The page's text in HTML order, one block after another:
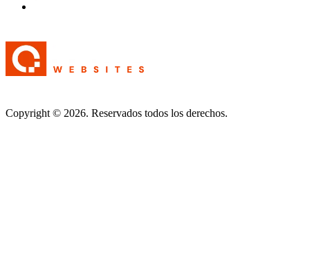
Copyright © 2026. Reservados todos los derechos.